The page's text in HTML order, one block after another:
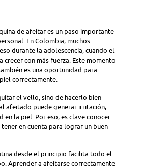
de afeitar es un paso importante
En Colombia, muchos
durante la adolescencia, cuando el
crecer con más fuerza. Este momento
es una oportunidad para
correctamente.
el vello, sino de hacerlo bien
afeitado puede generar irritación,
en la piel. Por eso, es clave conocer
en cuenta para lograr un buen
desde el principio facilita todo el
Aprender a afeitarse correctamente